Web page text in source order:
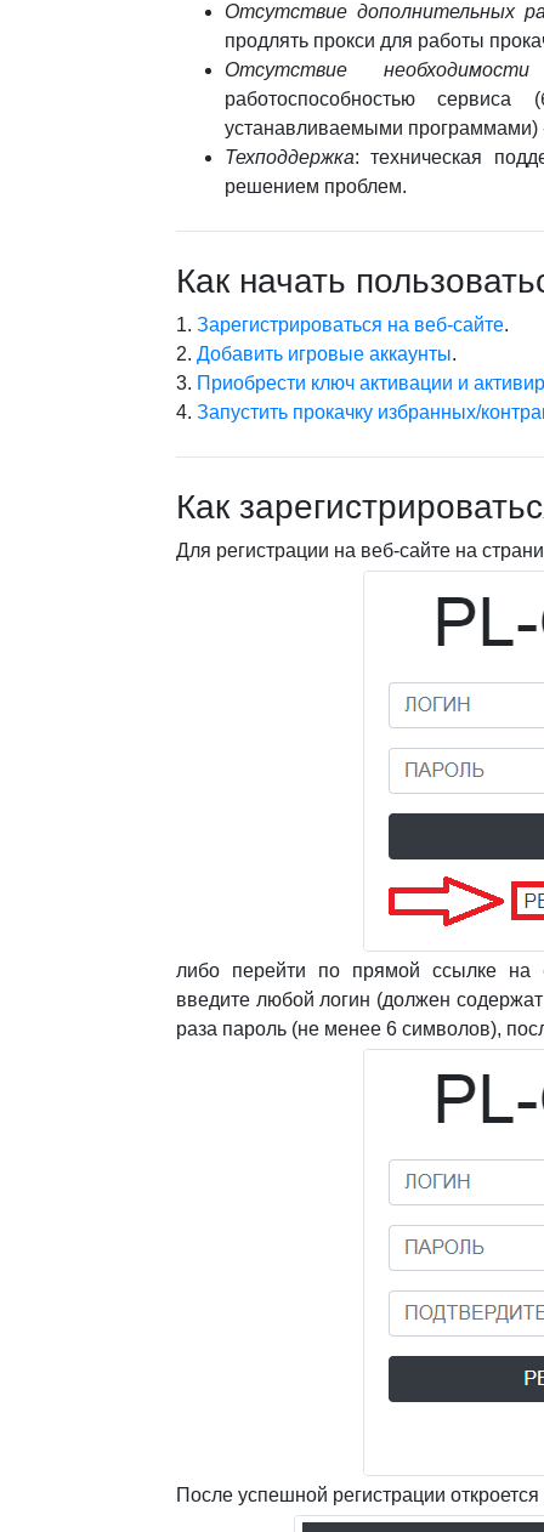
Отсутствие дополнительных
продлять прокси для работы
Отсутствие
работоспособностью
устанавливаемыми программами)
Техподдержка: техническая
решением проблем.
Как начать
1. Зарегистрироваться на веб-сайте.
2. Добавить игровые аккаунты.
3. Приобрести ключ активации и
4. Запустить прокачку избранных/
Как
Для регистрации на веб-сайте на
либо перейти по прямой ссылке на
введите любой логин (должен
раза пароль (не менее 6 символов),
После успешной регистрации